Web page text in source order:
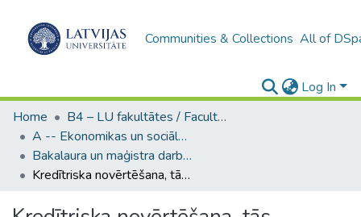
Communities & Collections All of
Log In
Home
B4 – LU fakultātes / Faculties of the UL
A -- Ekonomikas un sociālo zinātņu fakultāte / Faculty of Economics and Social Sciences
Bakalaura un maģistra darbi (ESZF) / Bachelor's and Master's theses
Kredītriska novērtēšana, tās pārvaldīšanas pilnveide AS "Swedbank"